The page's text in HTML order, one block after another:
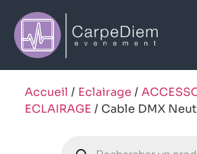
Accueil / Eclairage /
ECLAIRAGE / Cable DMX